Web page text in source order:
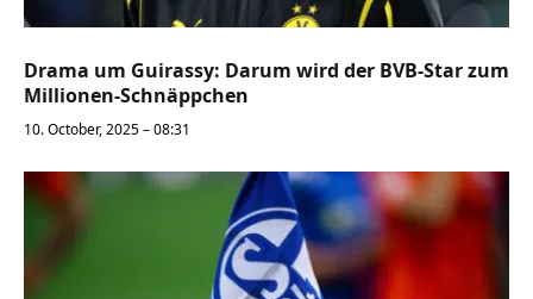
Drama um Guirassy: Darum wird der BVB-Star zum
Millionen-Schnäppchen
10. October, 2025 – 08:31